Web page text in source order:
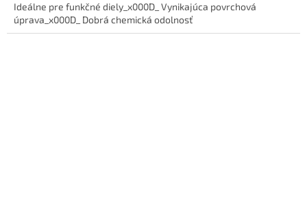
Ideálne pre funkčné diely_x000D_ Vynikajúca povrchová
úprava_x000D_ Dobrá chemická odolnosť